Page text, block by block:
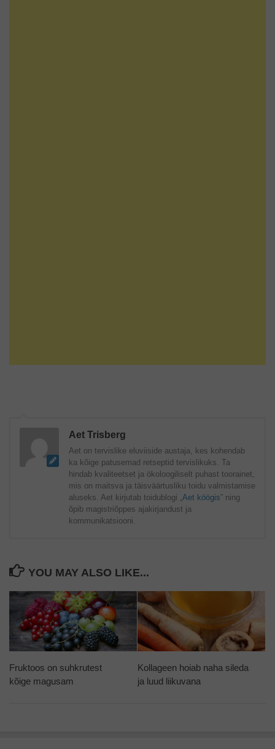
Aet Trisberg
Aet on tervislike eluviiside austaja, kes kohendab
ka kõige patusemad retseptid tervislikuks. Ta
hindab kvaliteetset ja ökoloogiliselt puhast toorainet,
mis on maitsva ja täisväärtusliku toidu valmistamise
aluseks. Aet kirjutab toidublogi „Aet köögis” ning
õpib magistriõppes ajakirjandust ja
kommunikatsiooni.
YOU MAY ALSO LIKE...
Fruktoos on suhkrutest
kõige magusam
Kollageen hoiab naha sileda
ja luud liikuvana